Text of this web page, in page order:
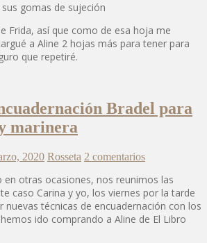
gomas de sujeción
Frida, así que como de esa hoja me
a Aline 2 hojas más para tener para
que repetiré.
Bradel para
marinera
2020 Rosseta 2 comentarios
en otras ocasiones, nos reunimos las
caso Carina y yo, los viernes por la tarde
nuevas técnicas de encuadernación con los
ido comprando a Aline de El Libro